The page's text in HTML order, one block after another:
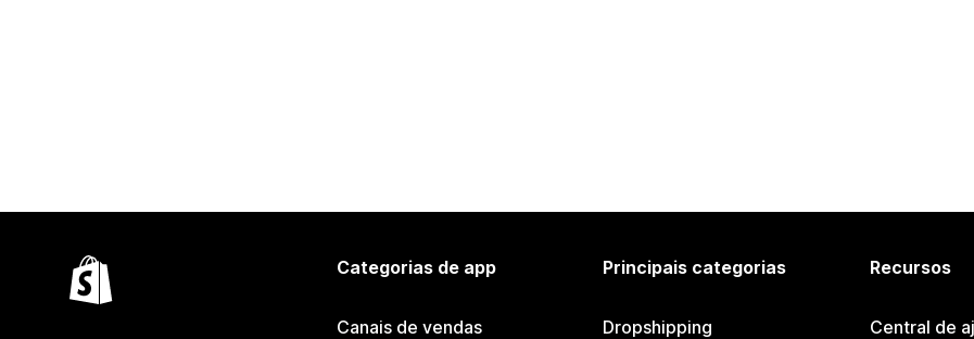
Categorias de app
Canais de vendas
Principais categorias
Dropshipping
Recursos
Central de